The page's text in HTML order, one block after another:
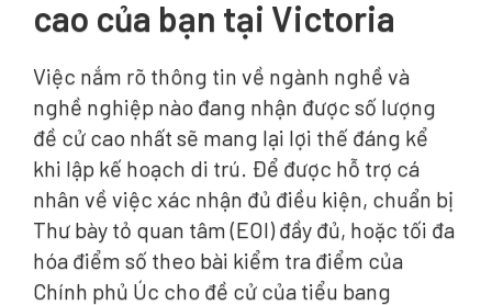
cao của bạn tại Victoria
Việc nắm rõ thông tin về ngành nghề và
nghề nghiệp nào đang nhận được số lượng
đề cử cao nhất sẽ mang lại lợi thế đáng kể
khi lập kế hoạch di trú. Để được hỗ trợ cá
nhân về việc xác nhận đủ điều kiện, chuẩn bị
Thư bày tỏ quan tâm (EOI) đầy đủ, hoặc tối đa
hóa điểm số theo bài kiểm tra điểm của
Chính phủ Úc cho đề cử của tiểu bang